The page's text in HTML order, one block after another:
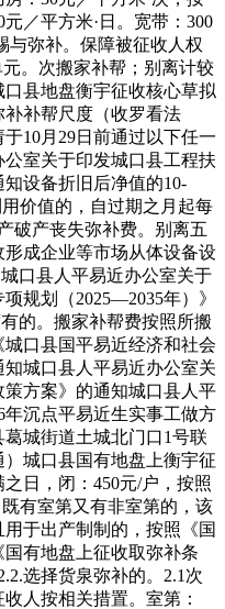
／平方米·日。宽带：300
与弥补。保障被征收人权
。次搬家补帮；别离计较
县地盘衡宇征收核心草拟
补帮尺度（收罗看法
10月29日前通过以下任一
室关于印发城口县工程扶
设备折旧后净值的10-
价值的，自过期之月起每
破产丧失弥补费。别离五
成企业等市场从体设备设
口县人平易近办公室关于
规划（2025—2035年）》
的。搬家补帮费按照所搬
口县国平易近经济和社会
城口县人平易近办公室关
方案》的通知城口县人平
沉点平易近生实事工做方
城街道土城北门口1号联
城口县国有地盘上衡宇征
日，闭：450元/户，按照
有室第又有非室第的，该
于出产制制的，按照《国
有地盘上征收取弥补条
选择货泉弥补的。2.1次
人按相关措置。室第：